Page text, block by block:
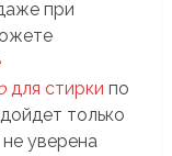
при
для стирки по
только
уверена